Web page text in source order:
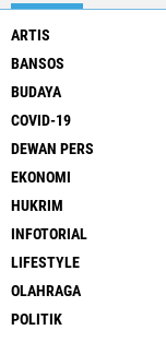
ARTIS
BANSOS
BUDAYA
COVID-19
DEWAN PERS
EKONOMI
HUKRIM
INFOTORIAL
LIFESTYLE
OLAHRAGA
POLITIK